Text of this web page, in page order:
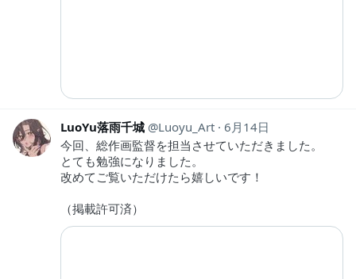
LuoYu落雨千城 Luoyu_Art 6月14日
今回、総作画監督を担当させていただきました。
とても勉強になりました。
改めてご覧いただけたら嬉しいです！
（掲載許可済）